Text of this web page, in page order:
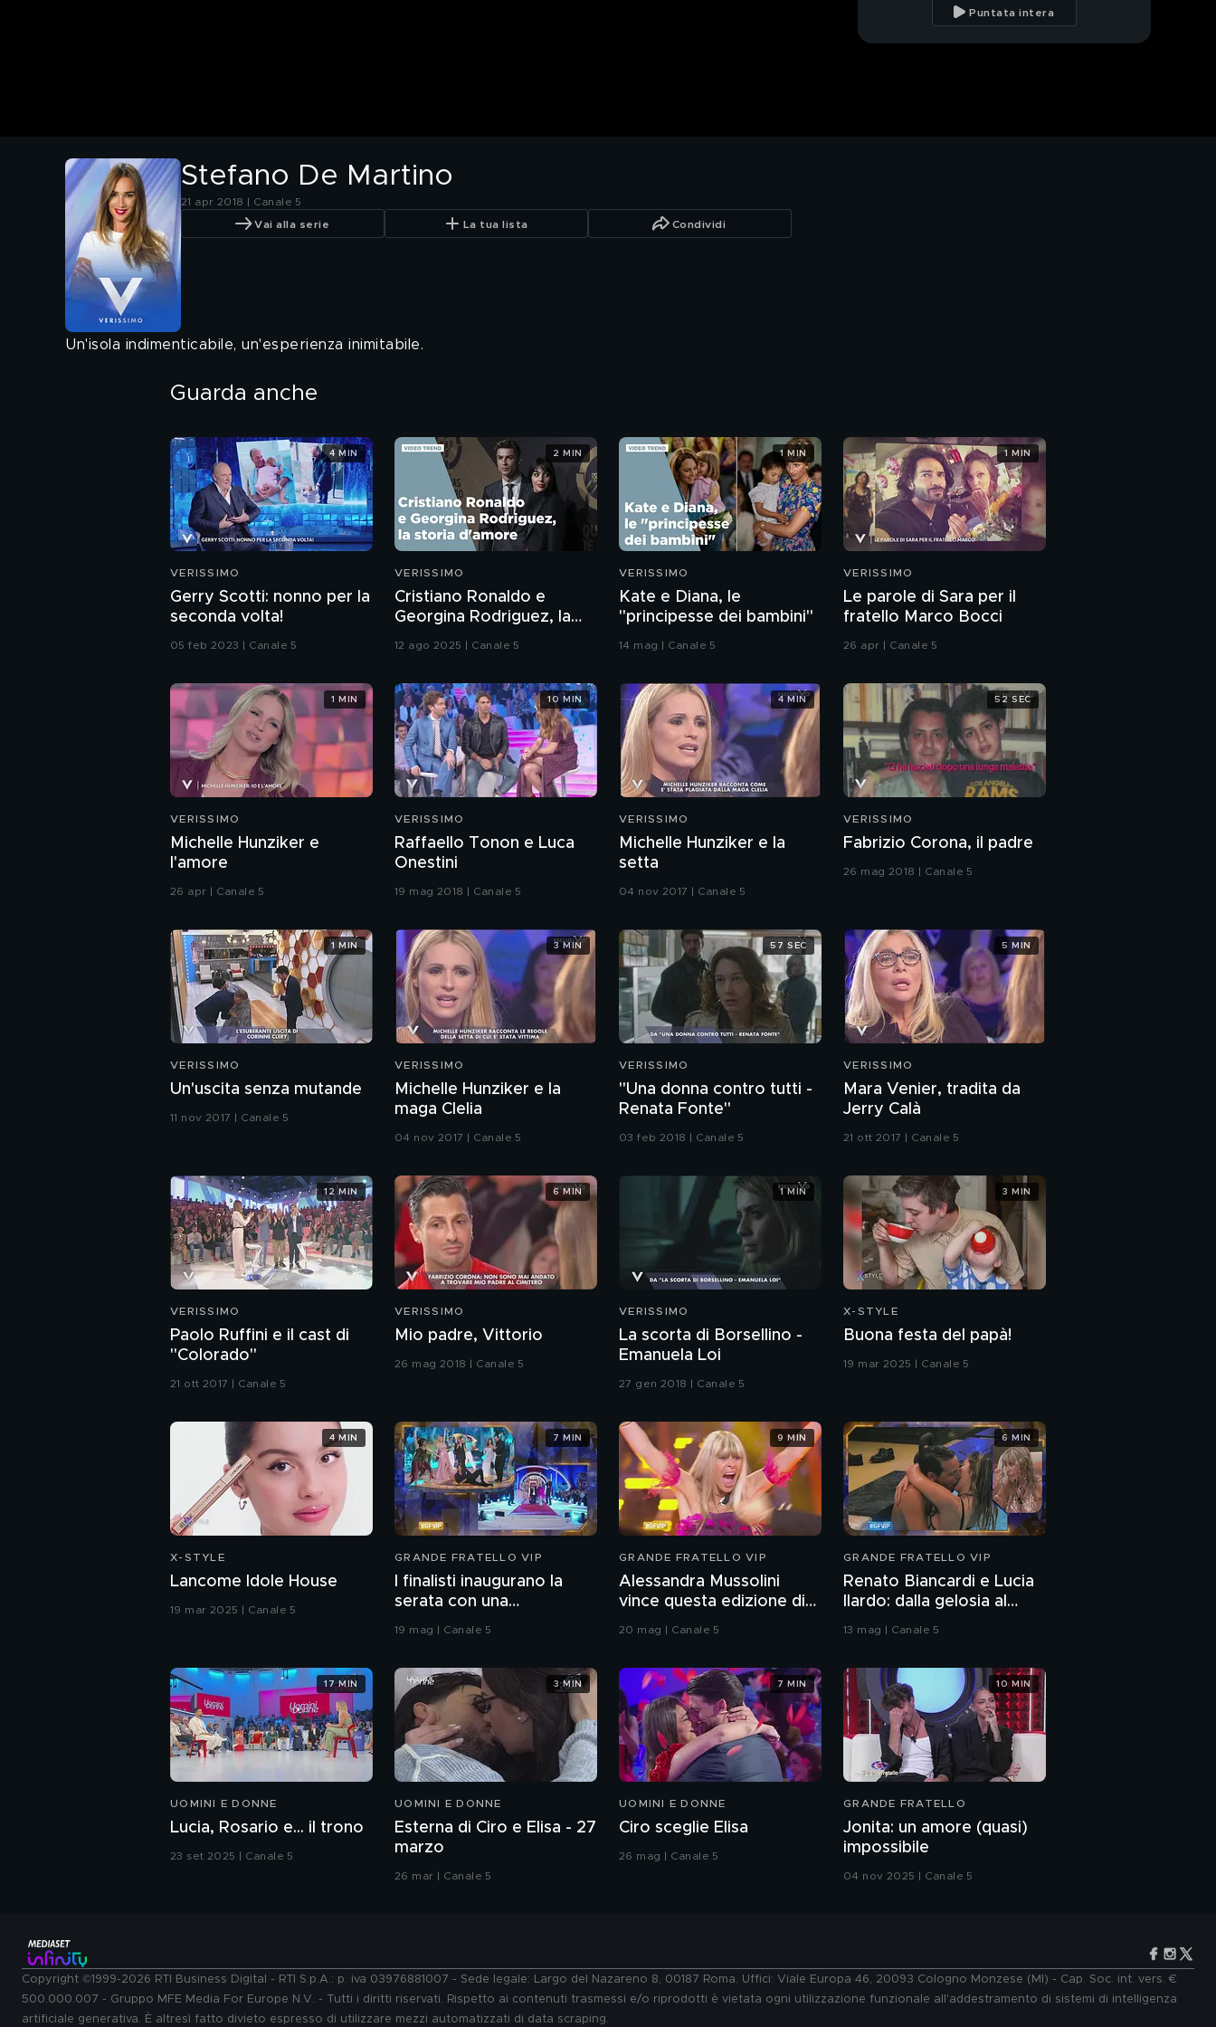
Puntata intera
Stefano De Martino
21 apr 2018 | Canale 5
Vai alla serie La tua lista Condividi
Un'isola indimenticabile, un'esperienza inimitabile.
Guarda anche
VERISSIMO
Gerry Scotti: nonno per la
seconda volta!
05 feb 2023 | Canale 5
4 MIN
VERISSIMO
Cristiano Ronaldo e
Georgina Rodriguez, la
storia d'amore
12 ago 2025 | Canale 5
2 MIN
VERISSIMO
Kate e Diana, le
"principesse dei bambini"
14 mag | Canale 5
1 MIN
VERISSIMO
Le parole di Sara per il
fratello Marco Bocci
26 apr | Canale 5
1 MIN
VERISSIMO
Michelle Hunziker e
l'amore
26 apr | Canale 5
1 MIN
VERISSIMO
Raffaello Tonon e Luca
Onestini
19 mag 2018 | Canale 5
10 MIN
VERISSIMO
Michelle Hunziker e la
setta
04 nov 2017 | Canale 5
4 MIN
VERISSIMO
Fabrizio Corona, il padre
26 mag 2018 | Canale 5
52 SEC
VERISSIMO
Un'uscita senza mutande
11 nov 2017 | Canale 5
1 MIN
VERISSIMO
Michelle Hunziker e la
maga Clelia
04 nov 2017 | Canale 5
3 MIN
VERISSIMO
"Una donna contro tutti -
Renata Fonte"
03 feb 2018 | Canale 5
57 SEC
VERISSIMO
Mara Venier, tradita da
Jerry Calà
21 ott 2017 | Canale 5
5 MIN
VERISSIMO
Paolo Ruffini e il cast di
"Colorado"
21 ott 2017 | Canale 5
12 MIN
VERISSIMO
Mio padre, Vittorio
26 mag 2018 | Canale 5
6 MIN
VERISSIMO
La scorta di Borsellino -
Emanuela Loi
27 gen 2018 | Canale 5
1 MIN
X-STYLE
Buona festa del papà!
19 mar 2025 | Canale 5
3 MIN
X-STYLE
Lancome Idole House
19 mar 2025 | Canale 5
4 MIN
GRANDE FRATELLO VIP
I finalisti inaugurano la
serata con una
coreografia
19 mag | Canale 5
7 MIN
GRANDE FRATELLO VIP
Alessandra Mussolini
vince questa edizione di
Grande Fratello VIP
20 mag | Canale 5
9 MIN
GRANDE FRATELLO VIP
Renato Biancardi e Lucia
Ilardo: dalla gelosia al
13 mag | Canale 5
6 MIN
UOMINI E DONNE
Lucia, Rosario e... il trono
23 set 2025 | Canale 5
17 MIN
UOMINI E DONNE
Esterna di Ciro e Elisa - 27
marzo
26 mar | Canale 5
3 MIN
UOMINI E DONNE
Ciro sceglie Elisa
26 mag | Canale 5
7 MIN
GRANDE FRATELLO
Jonita: un amore (quasi)
impossibile
04 nov 2025 | Canale 5
10 MIN
Copyright ©1999-2026 RTI Business Digital - RTI S.p.A.: p. iva 03976881007 - Sede legale: Largo del Nazareno 8, 00187 Roma. Uffici: Viale Europa 46, 20093 Cologno Monzese (MI) - Cap. Soc. int. vers. €
500.000.007 - Gruppo MFE Media For Europe N.V. - Tutti i diritti riservati. Rispetto ai contenuti trasmessi e/o riprodotti è vietata ogni utilizzazione funzionale all'addestramento di sistemi di intelligenza
artificiale generativa. È altresì fatto divieto espresso di utilizzare mezzi automatizzati di data scraping.